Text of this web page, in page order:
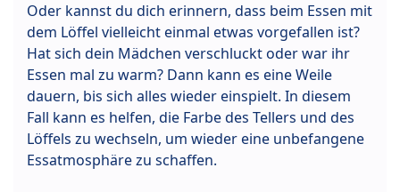
Oder kannst du dich erinnern, dass beim Essen mit
dem Löffel vielleicht einmal etwas vorgefallen ist?
Hat sich dein Mädchen verschluckt oder war ihr
Essen mal zu warm? Dann kann es eine Weile
dauern, bis sich alles wieder einspielt. In diesem
Fall kann es helfen, die Farbe des Tellers und des
Löffels zu wechseln, um wieder eine unbefangene
Essatmosphäre zu schaffen.